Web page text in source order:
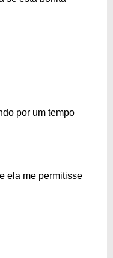
por um tempo
ela me permitisse